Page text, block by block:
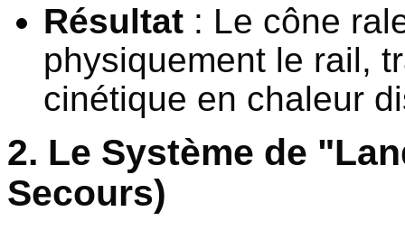
Résultat : Le cône
physiquement le rail,
cinétique en chaleur
2. Le Système de
Secours)